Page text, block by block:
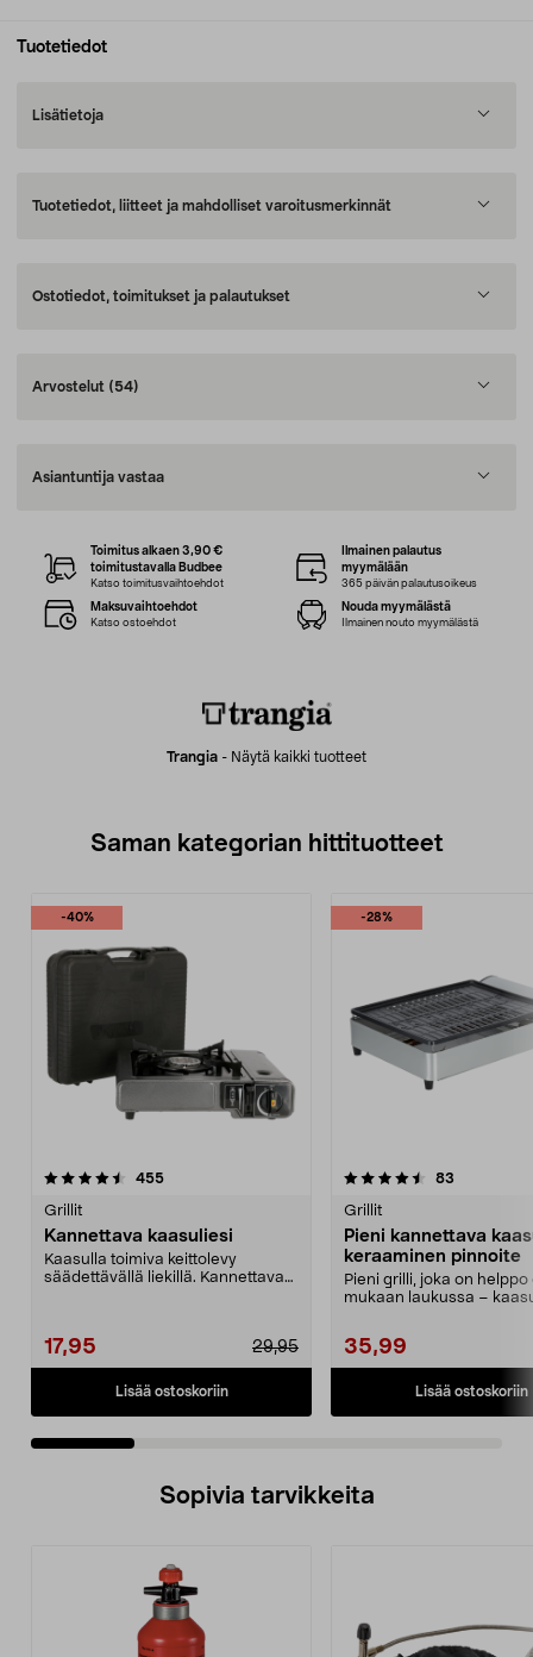
Tuotetiedot
Lisätietoja
Tuotetiedot, liitteet ja mahdolliset varoitusmerkinnät
Ostotiedot, toimitukset ja palautukset
Arvostelut (54)
Asiantuntija vastaa
Trangia - Näytä kaikki tuotteet
Toimitus alkaen 3,90 €
toimitustavalla Budbee
Katso toimitusvaihtoehdot
Ilmainen palautus
myymälään
365 päivän palautusoikeus
Maksuvaihtoehdot
Katso ostoehdot
Nouda myymälästä
Ilmainen nouto myymälästä
Saman kategorian hittituotteet
-40%
455arvostelut
Grillit
Kannettava kaasuliesi
Kaasulla toimiva keittolevy
säädettävällä liekillä. Kannettava
17,95 29,95
Lisää ostoskoriin
-28%
4.5 viidestä
83
Grillit
Pieni kannettava
keraaminen pinnoite
Pieni grilli, joka on helppo
mukaan laukussa –
35,99
Lisää ostoskoriin
4.5 viidestä
Sopivia tarvikkeita